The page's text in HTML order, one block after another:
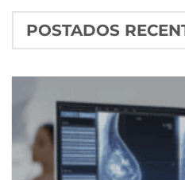
POSTADOS